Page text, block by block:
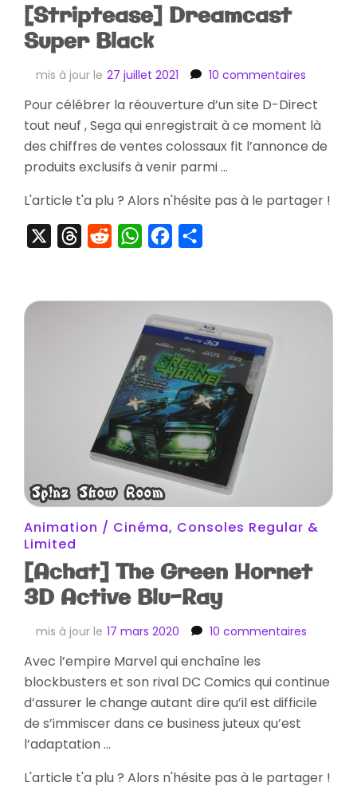
[Striptease] Dreamcast
Super Black
mis à jour le 27 juillet 2021 10 commentaires
Super
Black
Pour célébrer la réouverture d’un site D-Direct
tout neuf , Sega qui enregistrait à ce moment là
des chiffres de ventes colossaux fit l’annonce de
produits exclusifs à venir parmi …
L'article t'a plu ? Alors n'hésite pas à le partager !
ThreadsRedditWhatsAppFacebook
Animation / Cinéma, Consoles Regular &
Limited
[Achat] The Green Hornet
3D Active Blu-Ray
mis à jour le 17 mars 2020 10 commentaires
Green
Hornet
Avec l’empire Marvel qui enchaîne les
blockbusters et son rival DC Comics qui continue
d’assurer le change autant dire qu’il est difficile
de s’immiscer dans ce business juteux qu’est
l’adaptation …
L'article t'a plu ? Alors n'hésite pas à le partager !